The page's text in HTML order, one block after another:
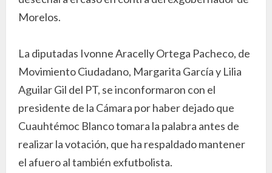
Morelos.
La diputadas Ivonne Aracelly Ortega Pacheco, de
Movimiento Ciudadano, Margarita García y Lilia
Aguilar Gil del PT, se inconformaron con el
presidente de la Cámara por haber dejado que
Cuauhtémoc Blanco tomara la palabra antes de
realizar la votación, que ha respaldado mantener
el afuero al también exfutbolista.